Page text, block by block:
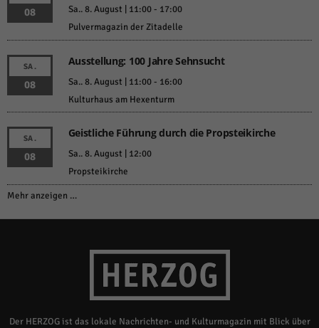
08 Sa.. 8. August | 11:00- 17:00
Pulvermagazin der Zitadelle
SA.
08
Ausstellung: 100 Jahre Sehnsucht
Sa.. 8. August | 11:00- 16:00
Kulturhaus am Hexenturm
SA.
08
Geistliche Führung durch die Propsteikirche
Sa.. 8. August | 12:00
Propsteikirche
Mehr anzeigen …
Der HERZOG ist das lokale Nachrichten- und Kulturmagazin mit Blick über